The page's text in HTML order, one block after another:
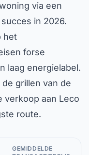
via een
in 2026.
het
forse
laag energielabel.
grillen van de
verkoop aan Leco
route.
GEMIDDELDE